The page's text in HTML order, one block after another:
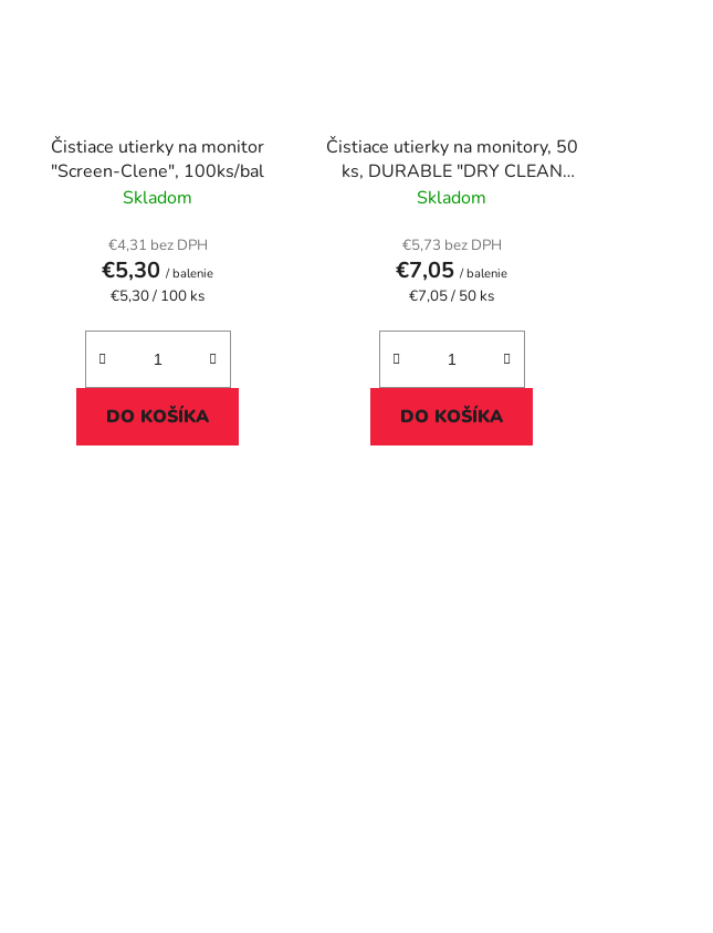
Čistiace utierky na monitor
"Screen-Clene", 100ks/bal
Skladom
€4,31 bez DPH
€5,30/ balenie
Jednotková
€5,30 / 100 ks
DO KOŠÍKA
Čistiace utierky na monitory, 50
ks, DURABLE "DRY CLEAN
50", biela
Skladom
€5,73 bez DPH
€7,05/ balenie
Jednotková
€7,05 / 50 ks
DO KOŠÍKA